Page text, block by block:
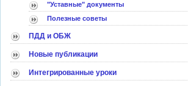
"Уставные" документы
Полезные советы
ПДД и ОБЖ
Новые публикации
Интегрированные уроки